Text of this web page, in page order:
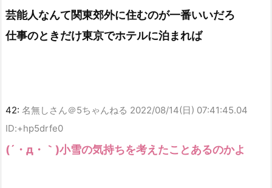
芸能人なんて関東郊外に住むのが一番いいだろ
仕事のときだけ東京でホテルに泊まれば
42: 名無しさん＠5ちゃんねる 2022/08/14(日) 07:41:45.04
ID:+hp5drfe0
(´・д・｀)小雪の気持ちを考えたことあるのかよ